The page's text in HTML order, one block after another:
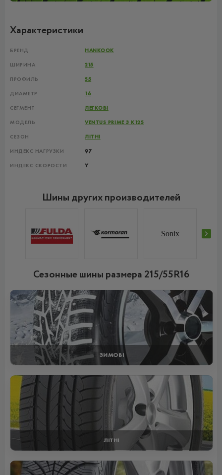
Характеристики
БРЕНД HANKOOK
ШИРИНА 215
ПРОФИЛЬ 55
ДИАМЕТР 16
СЕГМЕНТ ЛЕГКОВІ
МОДЕЛЬ VENTUS PRIME 3 K125
СЕЗОН ЛІТНІ
ИНДЕКС НАГРУЗКИ 97
ИНДЕКС СКОРОСТИ Y
Шины других производителей
Sonix
Сезонные шины размера 215/55R16
ЗИМОВІ
ЛІТНІ